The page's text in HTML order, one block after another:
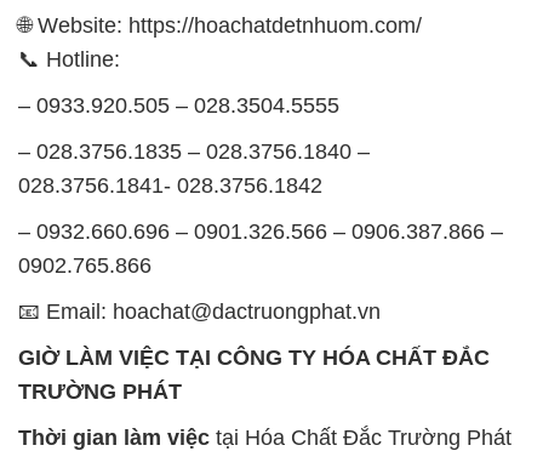
🌐 Website: https://hoachatdetnhuom.com/
📞 Hotline:
– 0933.920.505 – 028.3504.5555
– 028.3756.1835 – 028.3756.1840 –
028.3756.1841- 028.3756.1842
– 0932.660.696 – 0901.326.566 – 0906.387.866 –
0902.765.866
📧 Email: hoachat@dactruongphat.vn
GIỜ LÀM VIỆC TẠI CÔNG TY HÓA CHẤT ĐẮC
TRƯỜNG PHÁT
Thời gian làm việc tại Hóa Chất Đắc Trường Phát